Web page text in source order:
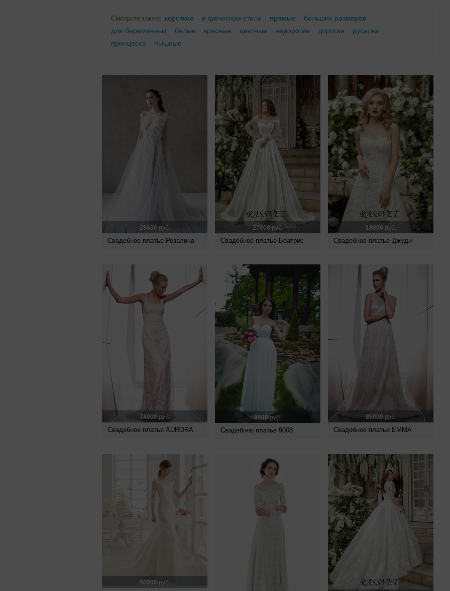
Смотрите также: короткие в греческом стиле прямые
больших размеров
для беременных
белые красные цветные недорогие дорогие
русалка
принцесса
пышные
28630 руб.
Свадебное платье Розалина
27000 руб.
Свадебное платье Беатрис
18000 руб.
Свадебное платье Джуди
74000 руб.
Свадебное платье AURORA
9990руб.
Свадебное платье 9008
85000 руб.
Свадебное платье EMMA
50000 руб.